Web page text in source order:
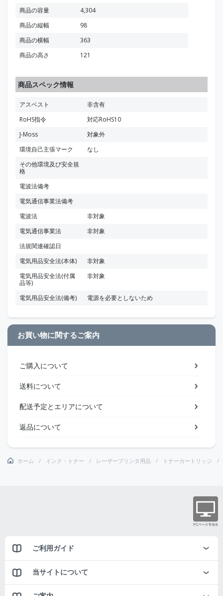
商品の容量
4,304
商品の縦幅
98
商品の横幅
363
商品の高さ
121
商品スペック情報
アスベスト
非含有
RoHS指令
対応RoHS10
J-Moss
対象外
環境自己主張マーク
なし
その他環境及び安全規
格
電波法備考
電気通信事業法備考
電波法
非対象
電気通信事業法
非対象
法規関連確認日
電気用品安全法(本体)
非対象
電気用品安全法(付属
品等)
非対象
電気用品安全法(備考) 電源を必要としないため
お買い物に関するご案内
ご購入について
送料について
配送予定とエリアについて
返品について
ホーム インク・トナー レーザープリンタ用品 トナーカートリッジ
ご利用ガイド
当サイトについて